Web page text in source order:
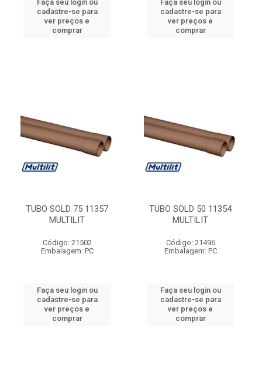
Faça seu login ou
cadastre-se para
ver preços e
comprar
Faça seu login ou
cadastre-se para
ver preços e
comprar
TUBO SOLD 75 11357
MULTILIT
Código: 21502
Embalagem: PC
Faça seu login ou
cadastre-se para
ver preços e
comprar
TUBO SOLD 50 11354
MULTILIT
Código: 21496
Embalagem: PC
Faça seu login ou
cadastre-se para
ver preços e
comprar